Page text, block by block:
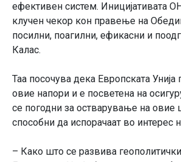
ефективен систем. Иницијативата
клучен чекор кон правење на
посилни, поагилни, ефикасни и
Калас.
Таа посочува дека Европската
овие напори и е посветена на
се погодни за остварување на овие
способни да испорачаат во интерес
– Како што се развива